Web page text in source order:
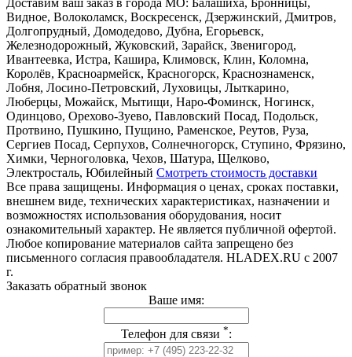
Доставим ваш заказ в города МО: Балашиха, Бронницы,
Видное, Волоколамск, Воскресенск, Дзержинский, Дмитров,
Долгопрудный, Домодедово, Дубна, Егорьевск,
Железнодорожный, Жуковский, Зарайск, Звенигород,
Ивантеевка, Истра, Кашира, Климовск, Клин, Коломна,
Королёв, Красноармейск, Красногорск, Краснознаменск,
Лобня, Лосино-Петровский, Луховицы, Лыткарино,
Люберцы, Можайск, Мытищи, Наро-Фоминск, Ногинск,
Одинцово, Орехово-Зуево, Павловский Посад, Подольск,
Протвино, Пушкино, Пущино, Раменское, Реутов, Руза,
Сергиев Посад, Серпухов, Солнечногорск, Ступино, Фрязино,
Химки, Черноголовка, Чехов, Шатура, Щелково,
Электросталь, Юбилейный Смотреть стоимость доставки
Все права защищены. Информация о ценах, сроках поставки,
внешнем виде, технических характеристиках, назначении и
возможностях использования оборудования, носит
ознакомительный характер. Не является публичной офертой.
Любое копирование материалов сайта запрещено без
письменного согласия правообладателя. HLADEX.RU c 2007
г.
Заказать обратный звонок
Ваше имя:
Телефон для связи *: